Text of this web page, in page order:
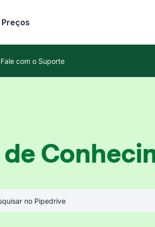
Preços
Fale com o Suporte
de